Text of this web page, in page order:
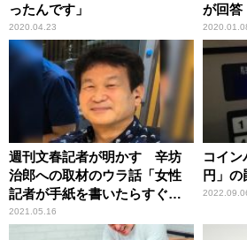
ったんです」
2020.04.23
が回答
週刊文春記者が明かす 辛坊
治郎への取材のウラ話「女性
記者が手紙を書いたらすぐに
返事が来ました」
2021.05.16
コイン
円」